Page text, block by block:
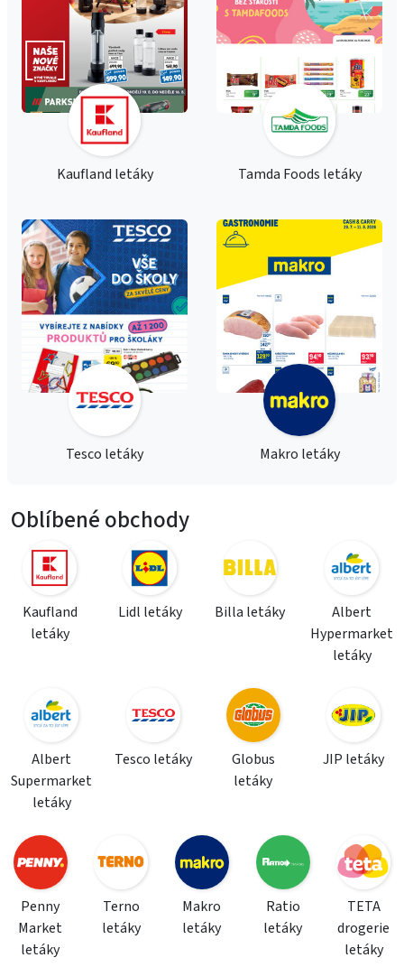
Kaufland letáky Tamda Foods letáky
Tesco letáky Makro letáky
Oblíbené obchody
Kaufland
letáky
Lidl letáky Billa letáky
Albert
Hypermarket
letáky
Albert
Supermarket
letáky
Tesco letáky
Globus
letáky
JIP letáky
Penny
Market
letáky
Terno
letáky
Makro
letáky
Ratio
letáky
TETA
drogerie
letáky